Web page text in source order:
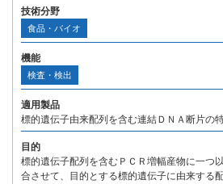
技術分野
食品・バイオ
機能
検査・検出
適用製品
標的遺伝子由来配列を含む連結ＤＮＡ断片の
目的
標的遺伝子配列を含むＰＣＲ増幅産物に一つ
合させて、目的とする標的遺伝子に由来する